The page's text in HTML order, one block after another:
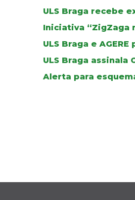
ULS Braga recebe
Iniciativa “ZigZaga
ULS Braga e
ULS Braga
Alerta para